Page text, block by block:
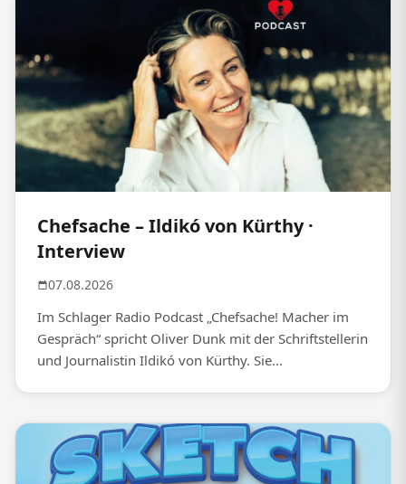
Chefsache – Ildikó von Kürthy ·
Interview
07.08.2026
Im Schlager Radio Podcast „Chefsache! Macher im
Gespräch“ spricht Oliver Dunk mit der Schriftstellerin
und Journalistin Ildikó von Kürthy. Sie...